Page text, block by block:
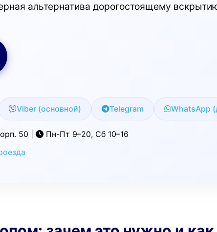
альтернатива дорогостоящему
Viber (основной) Telegram WhatsApp
50 |
Пн-Пт 9–20, Сб 10–16